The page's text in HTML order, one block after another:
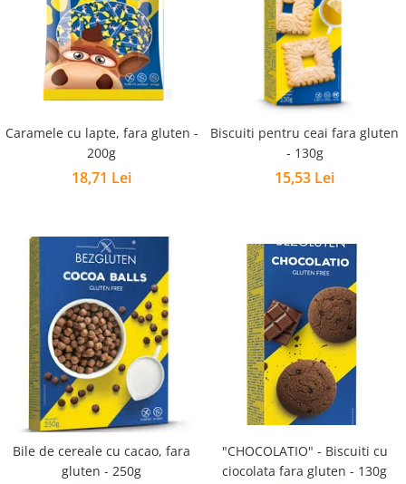
Caramele cu lapte, fara gluten -
200g
18,71 Lei
Biscuiti pentru ceai fara gluten
- 130g
15,53 Lei
Bile de cereale cu cacao, fara
gluten - 250g
"CHOCOLATIO" - Biscuiti cu
ciocolata fara gluten - 130g